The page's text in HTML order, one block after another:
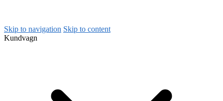
Skip to navigation Skip to content
Kundvagn